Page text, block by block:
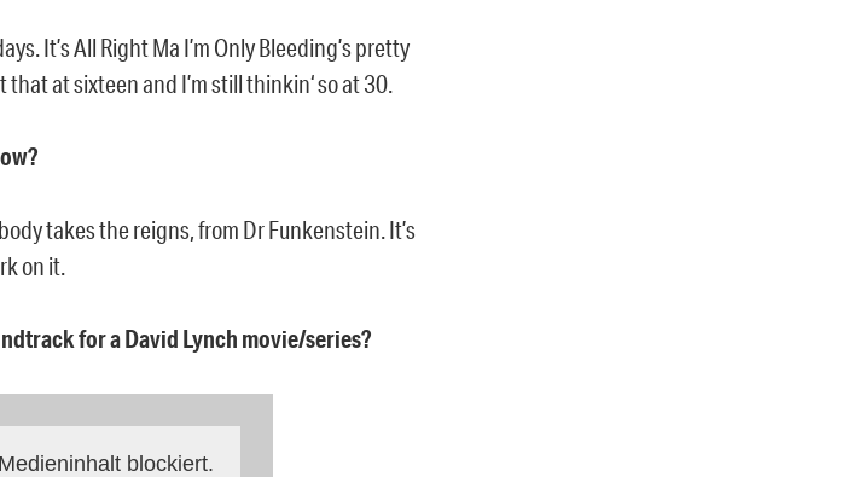
It’s All Right Ma I’m Only Bleeding’s pretty
at sixteen and I’m still thinkin‘ so at 30.
takes the reigns, from Dr Funkenstein. It’s
on it.
for a David Lynch movie/series?
blockiert.